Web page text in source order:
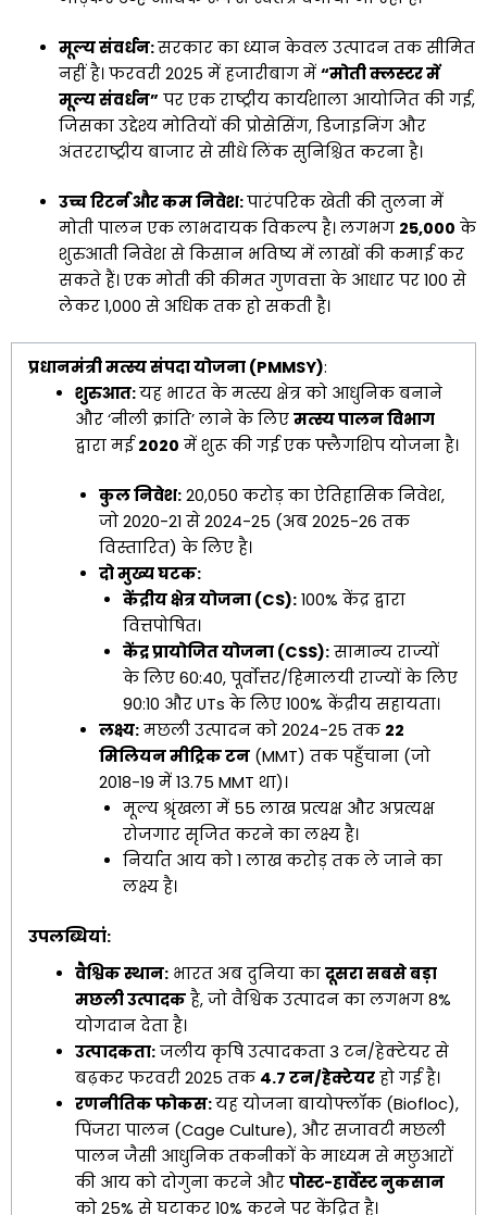
मूल्य संवर्धन:सरकार का ध्यान केवल उत्पादन तक सीमित
नहीं है। फरवरी 2025 में हजारीबाग में “मोती क्लस्टर में
मूल्य संवर्धन”पर एक राष्ट्रीय कार्यशाला आयोजित की गई,
जिसका उद्देश्य मोतियों की प्रोसेसिंग, डिजाइनिंग और
अंतरराष्ट्रीय बाजार से सीधे लिंक सुनिश्चित करना है।
उच्च रिटर्न और कम निवेश:पारंपरिक खेती की तुलना में
मोती पालन एक लाभदायक विकल्प है। लगभग ₹25,000 के
शुरुआती निवेश से किसान भविष्य में लाखों की कमाई कर
सकते हैं। एक मोती की कीमत गुणवत्ता के आधार पर ₹100 से
लेकर ₹1,000 से अधिक तक हो सकती है।
प्रधानमंत्री मत्स्य संपदा योजना (PMMSY):
शुरुआत:यह भारत के मत्स्य क्षेत्र को आधुनिक बनाने
और ‘नीली क्रांति’ लाने के लिएमत्स्य पालन विभाग
द्वारा मई 2020 में शुरू की गई एक फ्लैगशिप योजना है।
कुल निवेश: ₹20,050 करोड़ का ऐतिहासिक निवेश,
जो 2020-21 से 2024-25 (अब 2025-26 तक
विस्तारित) के लिए है।
दो मुख्य घटक:
केंद्रीय क्षेत्र योजना (CS): 100% केंद्र द्वारा
वित्तपोषित।
केंद्र प्रायोजित योजना (CSS): सामान्य राज्यों
के लिए 60:40, पूर्वोत्तर/हिमालयी राज्यों के लिए
90:10 और UTs के लिए 100% केंद्रीय सहायता।
लक्ष्य: मछली उत्पादन को 2024-25 तक 22
मिलियन मीट्रिक टन (MMT) तक पहुँचाना (जो
2018-19 में 13.75 MMT था)।
मूल्य श्रृंखला में 55 लाख प्रत्यक्ष और अप्रत्यक्ष
रोजगार सृजित करने का लक्ष्य है।
निर्यात आय को ₹1 लाख करोड़ तक ले जाने का
लक्ष्य है।
उपलब्धियां:
वैश्विक स्थान: भारत अब दुनिया कादूसरा सबसे बड़ा
मछली उत्पादक है, जो वैश्विक उत्पादन का लगभग 8%
योगदान देता है।
उत्पादकता: जलीय कृषि उत्पादकता 3 टन/हेक्टेयर से
बढ़कर फरवरी 2025 तक 4.7 टन/हेक्टेयर हो गई है।
रणनीतिक फोकस:यह योजना बायोफ्लॉक (Biofloc),
पिंजरा पालन (Cage Culture), और सजावटी मछली
पालन जैसी आधुनिक तकनीकों के माध्यम से मछुआरों
की आय को दोगुना करने औरपोस्ट-हार्वेस्ट नुकसान
को 25% से घटाकर 10% करने पर केंद्रित है।